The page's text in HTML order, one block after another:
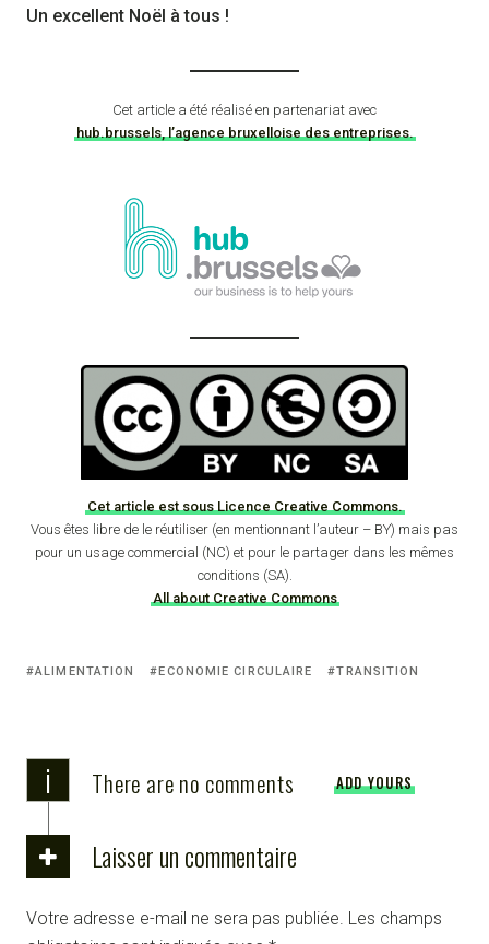
Un excellent Noël à tous !
Cet article a été réalisé en partenariat avec
hub.brussels, l’agence bruxelloise des entreprises.
Cet article est sous Licence Creative Commons.
Vous êtes libre de le réutiliser (en mentionnant l’auteur – BY) mais pas
pour un usage commercial (NC) et pour le partager dans les mêmes
conditions (SA).
All about Creative Commons
ALIMENTATION ECONOMIE CIRCULAIRE TRANSITION
i There are no comments ADD YOURS
Laisser un commentaire
Votre adresse e-mail ne sera pas publiée. Les champs